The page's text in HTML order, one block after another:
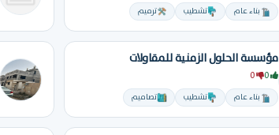
بناء عام تشطيب ترميم
مؤسسة الحلول الزمنية للمقاولات
0
0
بناء عام تشطيب تصاميم